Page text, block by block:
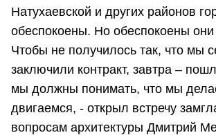
Натухаевской и других районов
обеспокоены. Но обеспокоены
Чтобы не получилось так, что мы
заключили контракт, завтра –
мы должны понимать, что мы
двигаемся, - открыл встречу
вопросам архитектуры Дмитрий